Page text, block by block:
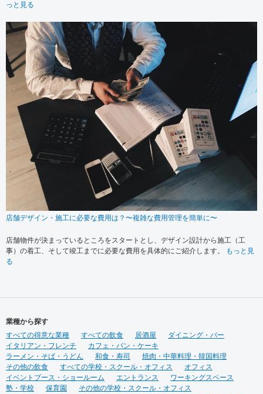
っと見る
店舗デザイン・施工に必要な費用は？〜複雑な費用管理を簡単に〜
店舗物件が決まっているところをスタートとし、デザイン設計から施工（工
事）の着工、そして竣工までに必要な費用を具体的にご紹介します。
もっと見
る
業種から探す
すべての得意な業種
すべての飲食 居酒屋
ダイニング・バー
イタリアン・フレンチ
カフェ・パン・ケーキ
ラーメン・そば・うどん
和食・寿司
焼肉・中華料理・韓国料理
その他の飲食
すべての学校・スクール・オフィス
オフィス
イベントブース・ショールーム
エントランス
ワーキングスペース
塾・学校
保育園
その他の学校・スクール・オフィス